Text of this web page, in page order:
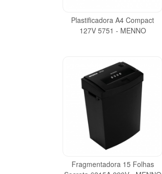
Plastificadora A4 Compact
127V 5751 - MENNO
Fragmentadora 15 Folhas